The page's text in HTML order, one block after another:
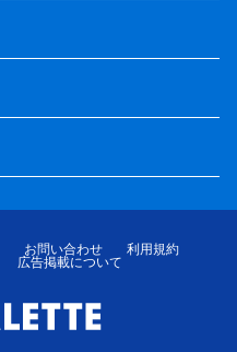
お問い合わせ
利用規約
広告掲載について